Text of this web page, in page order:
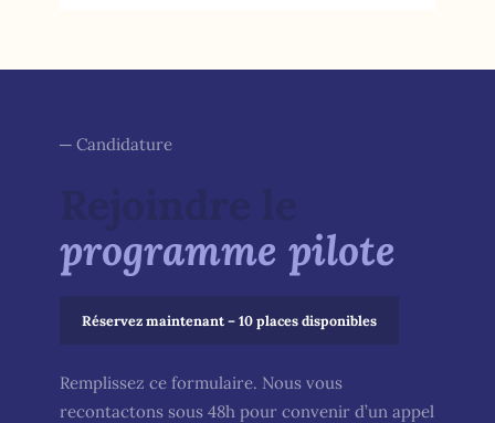
─ Candidature
programme pilote
Réservez maintenant – 10 places disponibles
Remplissez ce formulaire. Nous vous
recontactons sous 48h pour convenir d’un appel